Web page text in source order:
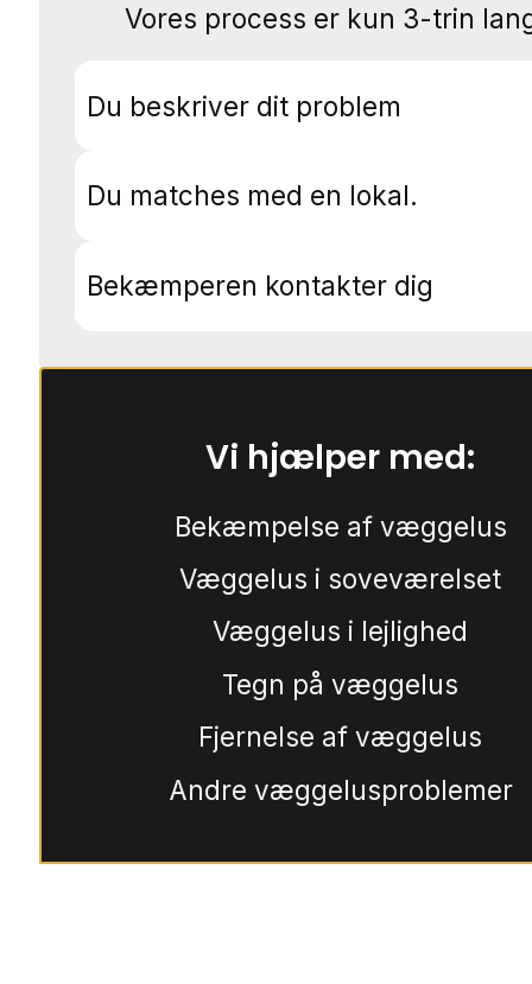
Vores process er kun 3-trin
Du beskriver dit problem
Du matches med en lokal.
Bekæmperen kontakter dig
Vi hjælper med:
Bekæmpelse af væggelus
Væggelus i soveværelset
Væggelus i lejlighed
Tegn på væggelus
Fjernelse af væggelus
Andre væggelusproblemer